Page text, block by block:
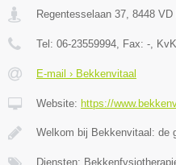
Regentesselaan 37 8448 VD
Tel: 06-23559994 , Fax: - ,
E-mail › Bekkenvitaal
Website: https://
Welkom bij Bekkenvitaal: de
Diensten: